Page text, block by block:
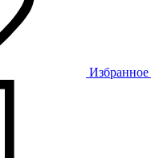
Избранное